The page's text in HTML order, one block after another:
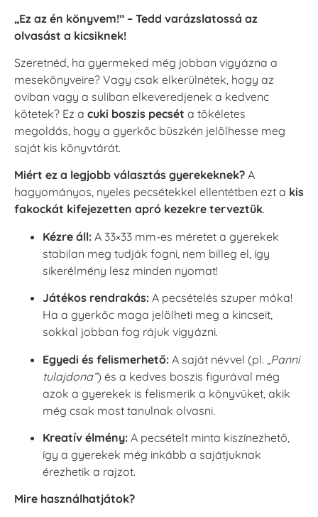
„Ez az én könyvem!” – Tedd varázslatossá az
olvasást a kicsiknek!
Szeretnéd, ha gyermeked még jobban vigyázna a
mesekönyveire? Vagy csak elkerülnétek, hogy az
oviban vagy a suliban elkeveredjenek a kedvenc
kötetek? Ez a cuki boszis pecsét a tökéletes
megoldás, hogy a gyerkőc büszkén jelölhesse meg
saját kis könyvtárát.
Miért ez a legjobb választás gyerekeknek? A
hagyományos, nyeles pecsétekkel ellentétben ezt a kis
fakockát kifejezetten apró kezekre terveztük.
Kézre áll: A 33×33 mm-es méretet a gyerekek
stabilan meg tudják fogni, nem billeg el, így
sikerélmény lesz minden nyomat!
Játékos rendrakás: A pecsételés szuper móka!
Ha a gyerkőc maga jelölheti meg a kincseit,
sokkal jobban fog rájuk vigyázni.
Egyedi és felismerhető: A saját névvel (pl. „Panni
tulajdona”) és a kedves boszis figurával még
azok a gyerekek is felismerik a könyvüket, akik
még csak most tanulnak olvasni.
Kreatív élmény: A pecsételt minta kiszínezhető,
így a gyerekek még inkább a sajátjuknak
érezhetik a rajzot.
Mire használhatjátok?